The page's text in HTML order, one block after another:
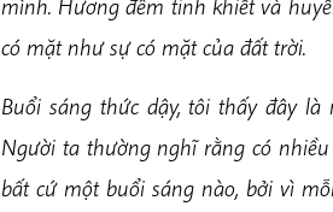
có mặt như sự có mặt của đất trời.
Buổi sáng thức dậy, tôi thấy đây
Người ta thường nghĩ rằng có
bất cứ một buổi sáng nào, bởi vì